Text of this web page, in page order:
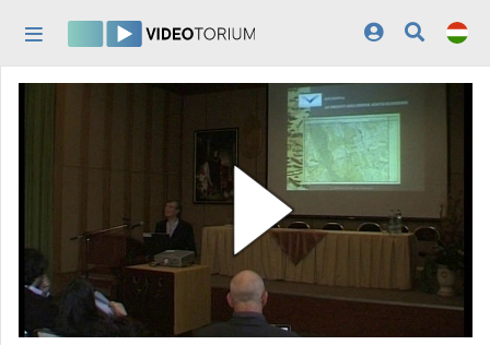
Kategóriák
Lejátszási listák
Intézmények